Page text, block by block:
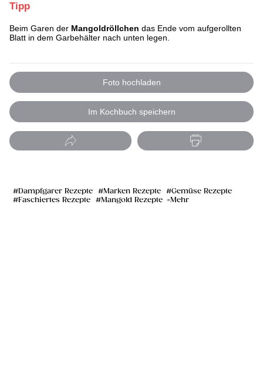
Tipp
Beim Garen der Mangoldröllchen das Ende vom aufgerollten
Blatt in dem Garbehälter nach unten legen.
Foto hochladen
Im Kochbuch speichern
Dampfgarer Rezepte Marken Rezepte
Gemüse Rezepte
Faschiertes Rezepte
Mangold Rezepte Mehr